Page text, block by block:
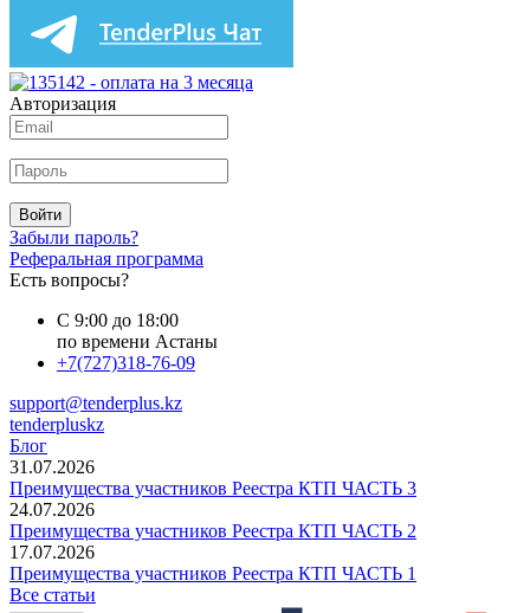
Авторизация
Войти
Забыли пароль?
Реферальная программа
Есть вопросы?
С 9:00 до 18:00
по времени Астаны
+7(727)318-76-09
support@tenderplus.kz
tenderpluskz
Блог
31.07.2026
Преимущества участников Реестра КТП ЧАСТЬ 3
24.07.2026
Преимущества участников Реестра КТП ЧАСТЬ 2
17.07.2026
Преимущества участников Реестра КТП ЧАСТЬ 1
Все статьи